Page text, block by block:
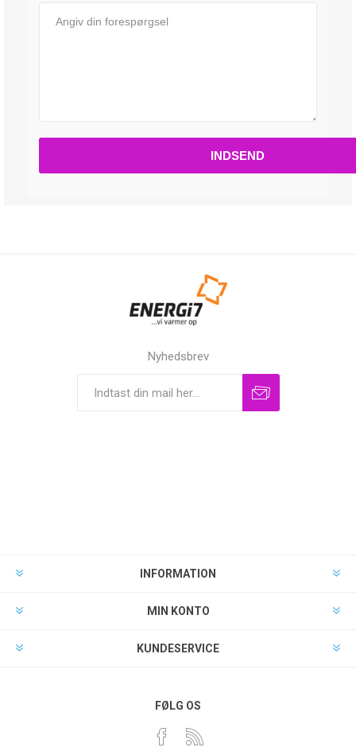
Nyhedsbrev
INFORMATION
MIN KONTO
KUNDESERVICE
FØLG OS